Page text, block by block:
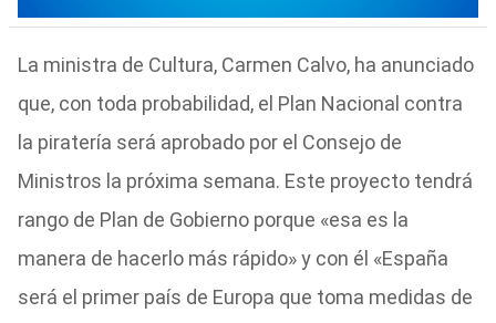
La ministra de Cultura, Carmen Calvo, ha anunciado
que, con toda probabilidad, el Plan Nacional contra
la piratería será aprobado por el Consejo de
Ministros la próxima semana. Este proyecto tendrá
rango de Plan de Gobierno porque «esa es la
manera de hacerlo más rápido» y con él «España
será el primer país de Europa que toma medidas de